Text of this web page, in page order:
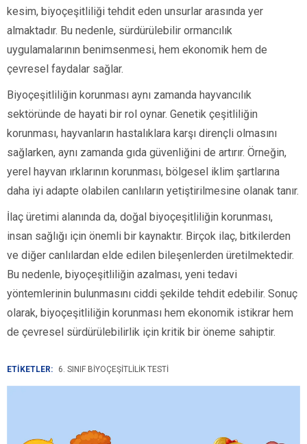
kesim, biyoçeşitliliği tehdit eden unsurlar arasında yer
almaktadır. Bu nedenle, sürdürülebilir ormancılık
uygulamalarının benimsenmesi, hem ekonomik hem de
çevresel faydalar sağlar.
Biyoçeşitliliğin korunması aynı zamanda hayvancılık
sektöründe de hayati bir rol oynar. Genetik çeşitliliğin
korunması, hayvanların hastalıklara karşı dirençli olmasını
sağlarken, aynı zamanda gıda güvenliğini de artırır. Örneğin,
yerel hayvan ırklarının korunması, bölgesel iklim şartlarına
daha iyi adapte olabilen canlıların yetiştirilmesine olanak tanır.
İlaç üretimi alanında da, doğal biyoçeşitliliğin korunması,
insan sağlığı için önemli bir kaynaktır. Birçok ilaç, bitkilerden
ve diğer canlılardan elde edilen bileşenlerden üretilmektedir.
Bu nedenle, biyoçeşitliliğin azalması, yeni tedavi
yöntemlerinin bulunmasını ciddi şekilde tehdit edebilir. Sonuç
olarak, biyoçeşitliliğin korunması hem ekonomik istikrar hem
de çevresel sürdürülebilirlik için kritik bir öneme sahiptir.
ETİKETLER: 6. SINIF BIYOÇEŞITLILIK TESTI